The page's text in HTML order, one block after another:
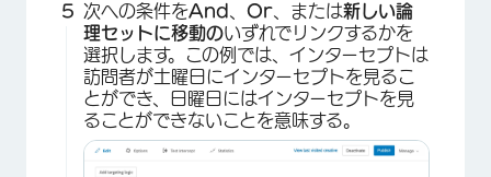
次への条件をAnd Or 、または新しい論
理セットに移動のいずれでリンクするかを
選択します。この例では、インターセプトは
訪問者が土曜日にインターセプトを見るこ
とができ、日曜日にはインターセプトを見
ることができないことを意味する。